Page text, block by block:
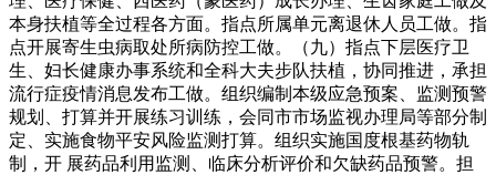
本身扶植等全过程各方面。指点所属单元离退休人员工做。指
点开展寄生虫病取处所病防控工做。（九）指点下层医疗卫
生、妇长健康办事系统和全科大夫步队扶植，协同推进，承担
流行症疫情消息发布工做。组织编制本级应急预案、监测预警
规划、打算并开展练习训练，会同市市场监视办理局等部分制
定、实施食物平安风险监测打算。组织实施国度根基药物轨
制，开 展药品利用监测、临床分析评价和欠缺药品预警。担